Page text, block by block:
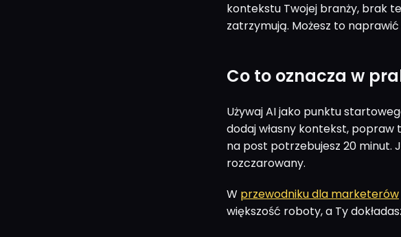
kontekstu Twojej branży, brak
zatrzymują. Możesz to
Co to oznacza w
Używaj AI jako punktu
dodaj własny kontekst, popraw
na post potrzebujesz 20 minut.
rozczarowany.
W przewodniku dla marketerów
większość roboty, a Ty